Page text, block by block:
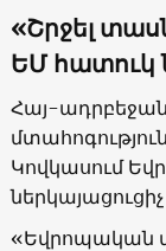
«Շրջել
ԵՄ հատուկ
Հայ-
Կովկասում
«Եվրոպական